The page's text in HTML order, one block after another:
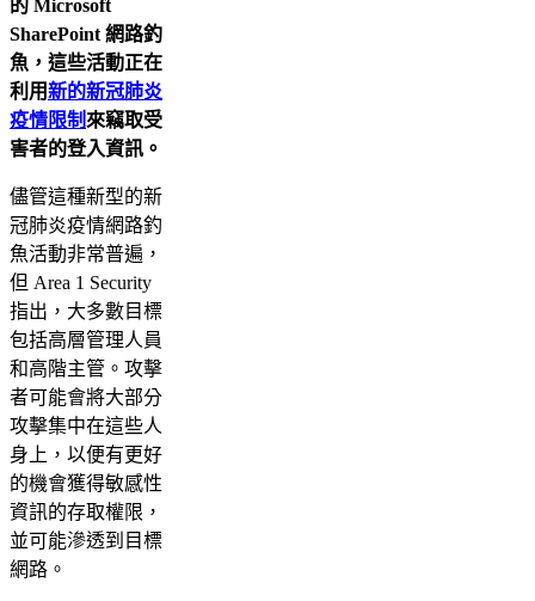
的 Microsoft
SharePoint 網路釣
魚，這些活動正在
利用新的新冠肺炎
疫情限制 來竊取受
害者的登入資訊。
儘管這種新型的新
冠肺炎疫情網路釣
魚活動非常普遍，
但 Area 1 Security
指出，大多數目標
包括高層管理人員
和高階主管。攻擊
者可能會將大部分
攻擊集中在這些人
身上，以便有更好
的機會獲得敏感性
資訊的存取權限，
並可能滲透到目標
網路。